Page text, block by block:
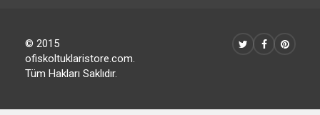
© 2015
ofiskoltuklaristore.com.